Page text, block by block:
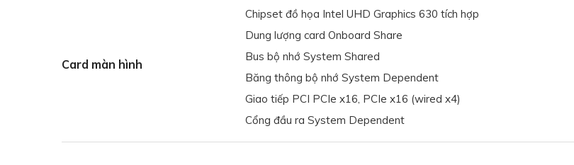
Card màn hình
Chipset đồ họa Intel UHD Graphics 630 tích hợp
Dung lượng card Onboard Share
Bus bộ nhớ System Shared
Băng thông bộ nhớ System Dependent
Giao tiếp PCI PCIe x16, PCIe x16 (wired x4)
Cổng đầu ra System Dependent